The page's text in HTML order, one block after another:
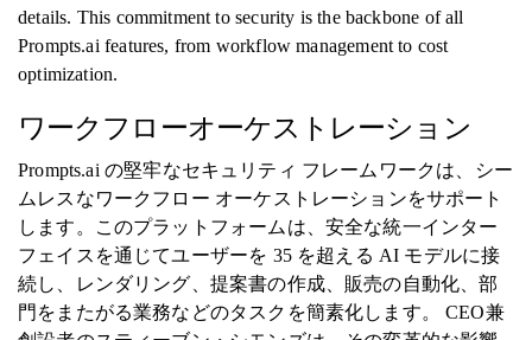
details. This commitment to security is the backbone of all
Prompts.ai features, from workflow management to cost
optimization.
ワークフローオーケストレーション
Prompts.ai の堅牢なセキュリティ フレームワークは、シー
ムレスなワークフロー オーケストレーションをサポート
します。このプラットフォームは、安全な統一インター
フェイスを通じてユーザーを 35 を超える AI モデルに接
続し、レンダリング、提案書の作成、販売の自動化、部
門をまたがる業務などのタスクを簡素化します。 CEO兼